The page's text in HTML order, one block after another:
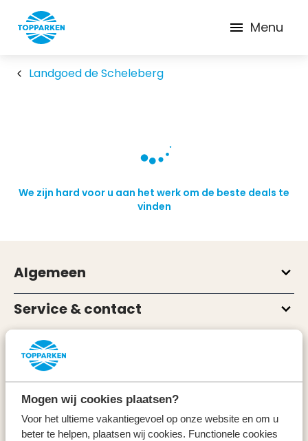
Mogen wij cookies plaatsen?
Voor het ultieme vakantiegevoel op onze website en om u
beter te helpen, plaatsen wij cookies. Functionele cookies
Menu
Landgoed de Scheleberg
We zijn hard voor u aan het werk om de beste deals te
vinden
Algemeen
Service & contact
Types
Specials
Vakantieperiodes